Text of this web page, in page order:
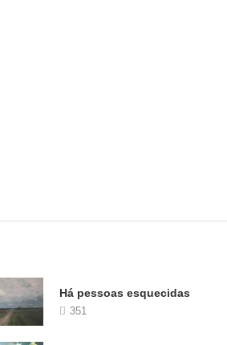
Há pessoas esquecidas
351